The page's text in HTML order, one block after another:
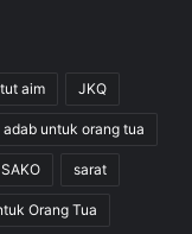
aim JKQ
adab untuk orang tua
SAKO sarat
Orang Tua